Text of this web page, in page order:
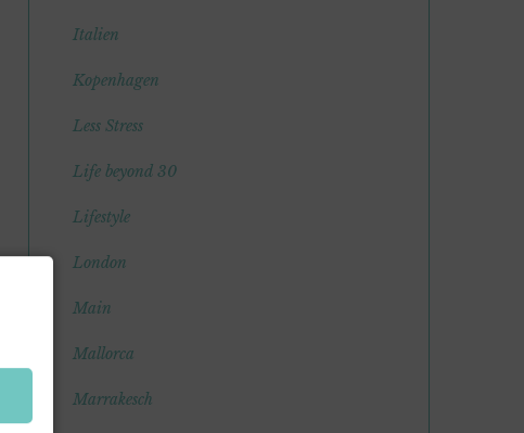
Italien
Kopenhagen
Less Stress
Life beyond 30
Lifestyle
London
Main
Mallorca
Marrakesch